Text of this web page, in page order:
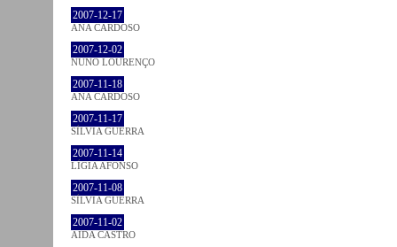
2007-12-17
ANA CARDOSO
2007-12-02
NUNO LOURENÇO
2007-11-18
ANA CARDOSO
2007-11-17
SÍLVIA GUERRA
2007-11-14
LÍGIA AFONSO
2007-11-08
SÍLVIA GUERRA
2007-11-02
AIDA CASTRO